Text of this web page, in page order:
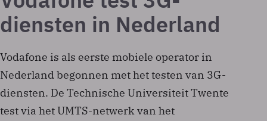
diensten in Nederland
Vodafone is als eerste mobiele operator in
Nederland begonnen met het testen van 3G-
diensten. De Technische Universiteit Twente
test via het UMTS-netwerk van het